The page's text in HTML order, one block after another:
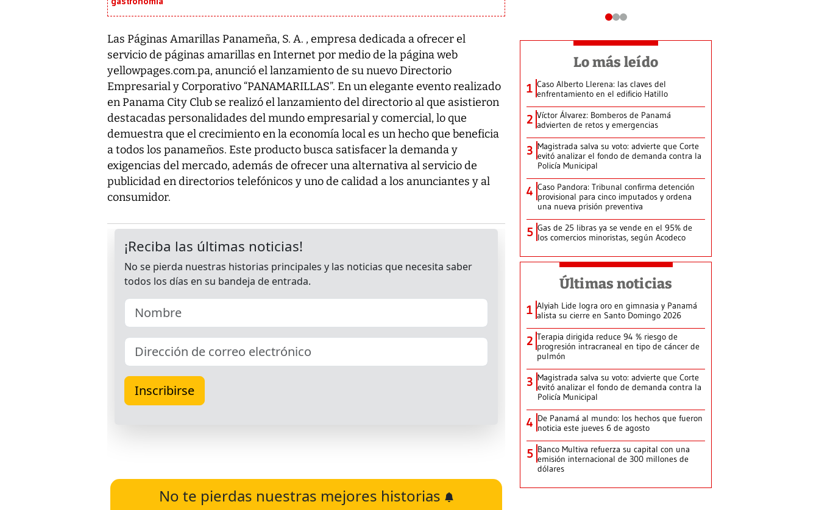
Las Páginas Amarillas Panameña, S. A. , empresa dedicada a ofrecer el
servicio de páginas amarillas en Internet por medio de la página web
yellowpages.com.pa, anunció el lanzamiento de su nuevo Directorio
Empresarial y Corporativo “PANAMARILLAS”. En un elegante evento realizado
en Panama City Club se realizó el lanzamiento del directorio al que asistieron
destacadas personalidades del mundo empresarial y comercial, lo que
demuestra que el crecimiento en la economía local es un hecho que beneficia
a todos los panameños. Este producto busca satisfacer la demanda y
exigencias del mercado, además de ofrecer una alternativa al servicio de
publicidad en directorios telefónicos y uno de calidad a los anunciantes y al
consumidor.
No te pierdas nuestras mejores historias
Lo más leído
1 Caso Alberto Llerena: las claves del
enfrentamiento en el edificio Hatillo
2 Víctor Álvarez: Bomberos de Panamá
advierten de retos y emergencias
3 Magistrada salva su voto: advierte que Corte
evitó analizar el fondo de demanda contra la
Policía Municipal
4 Caso Pandora: Tribunal confirma detención
provisional para cinco imputados y ordena
una nueva prisión preventiva
5 Gas de 25 libras ya se vende en el 95% de
los comercios minoristas, según Acodeco
Últimas noticias
1 Alyiah Lide logra oro en gimnasia y Panamá
alista su cierre en Santo Domingo 2026
2 Terapia dirigida reduce 94 % riesgo de
progresión intracraneal en tipo de cáncer de
pulmón
3 Magistrada salva su voto: advierte que Corte
evitó analizar el fondo de demanda contra la
Policía Municipal
4 De Panamá al mundo: los hechos que fueron
noticia este jueves 6 de agosto
5 Banco Multiva refuerza su capital con una
emisión internacional de 300 millones de
dólares